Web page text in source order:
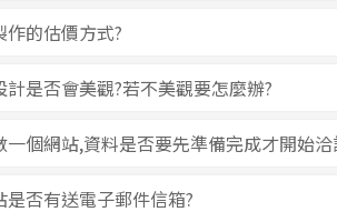
作的估價方式?
計是否會美觀?若不美觀要怎麼辦?
一個網站,資料是否要先準備完成才開始洽
是否有送電子郵件信箱?